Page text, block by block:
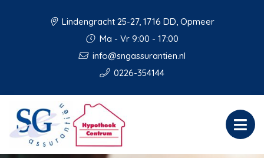
Lindengracht 25-27, 1716 DD, Opmeer
Ma - Vr 9:00 - 17:00
info@sngassurantien.nl
0226-354144